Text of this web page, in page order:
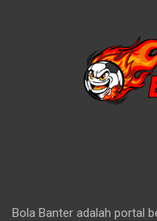
Bola Banter adalah portal